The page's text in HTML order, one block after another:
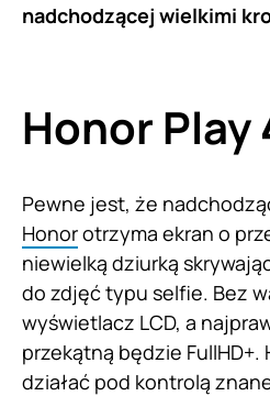
nadchodzącej wielkimi
Honor Play
Pewne jest, że
Honorotrzyma ekran o
niewielką dziurką
do zdjęć typu selfie. Bez
wyświetlacz LCD, a
przekątną będzie FullHD+.
działać pod kontrolą